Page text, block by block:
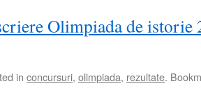
Olimpiada de istorie
in concursuri, olimpiada, rezultate.